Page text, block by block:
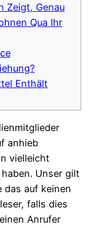
Zeigt, Genau
Qua Ihr
Enthält
anhieb
vielleicht
Unser gilt
das auf keinen
falls dies
Anrufer